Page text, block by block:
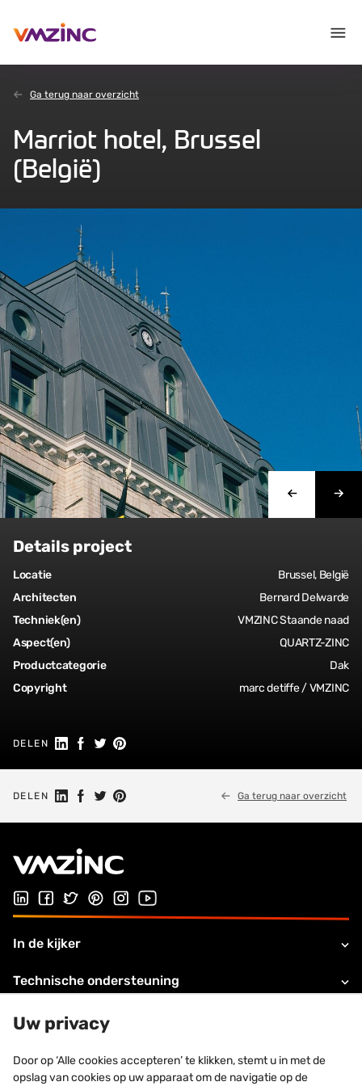
Ga terug naar overzicht
Marriot hotel, Brussel
(België)
Details project
Locatie
Brussel, België
Architecten
Bernard Delwarde
Techniek(en)
VMZINC Staande naad
Aspect(en)
QUARTZ-ZINC
Productcategorie
Dak
Copyright
marc detiffe / VMZINC
DELEN Deel op LinkedIn
Deel op Facebook
Delen op Twitter
Delen op Pinterest
DELEN Deel op LinkedIn
Deel op Facebook
Delen op Twitter
Delen op Pinterest Ga terug naar overzicht
Volg ons op LinkedIn
Volg ons op Facebook
Volg ons op Twitter
Volg ons op Pinterest
Volg ons op Instagram
Bezoek ons YouTube-kanaal
In de kijker
Technische ondersteuning
Over VZMINC
Legale informatie
Uw privacy
Door op ‘Alle cookies accepteren’ te klikken, stemt u in met de
opslag van cookies op uw apparaat om de navigatie op de